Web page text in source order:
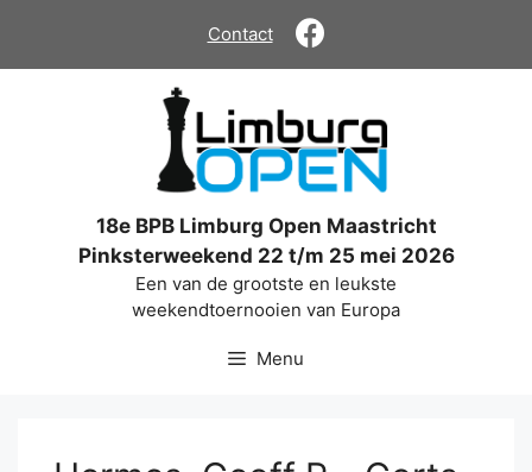
de
Contact
18e BPB Limburg Open Maastricht
Pinksterweekend 22 t/m 25 mei 2026
Een van de grootste en leukste
weekendtoernooien van Europa
Menu